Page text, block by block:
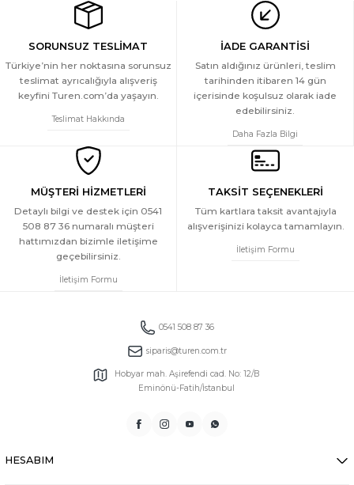
YENİ
1.499 TL
YENİ
Türen Kadin Desenli Dokuma Sort Pijama Takimi
1.499 TL
SORUNSUZ TESLİMAT
Türkiye’nin her noktasına sorunsuz
teslimat ayrıcalığıyla alışveriş
keyfini Turen.com’da yaşayın.
Teslimat Hakkında
İADE GARANTİSİ
Satın aldığınız ürünleri, teslim
tarihinden itibaren 14 gün
içerisinde koşulsuz olarak iade
edebilirsiniz.
Daha Fazla Bilgi
MÜŞTERİ HİZMETLERİ
Detaylı bilgi ve destek için 0541
508 87 36 numaralı müşteri
hattımızdan bizimle iletişime
geçebilirsiniz.
İletişim Formu
TAKSİT SEÇENEKLERİ
Tüm kartlara taksit avantajıyla
alışverişinizi kolayca tamamlayın.
İletişim Formu
0541 508 87 36
siparis@turen.com.tr
Hobyar mah. Aşirefendi cad. No: 12/B
Eminönü-Fatih/İstanbul
HESABIM